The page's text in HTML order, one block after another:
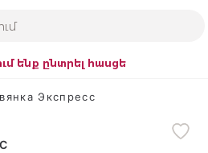
ենք ընտրել հասցե
Экспресс